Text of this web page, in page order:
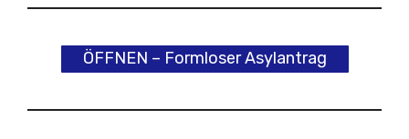
ÖFFNEN – Formloser Asylantrag